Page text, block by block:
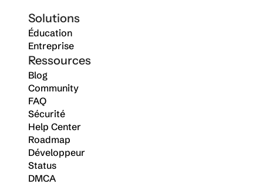
Solutions
Éducation
Entreprise
Ressources
Blog
Community
FAQ
Sécurité
Help Center
Roadmap
Développeur
Status
DMCA